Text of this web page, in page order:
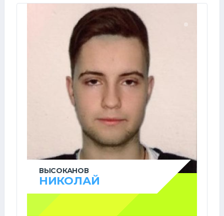
ВЫСОКАНОВ
НИКОЛАЙ